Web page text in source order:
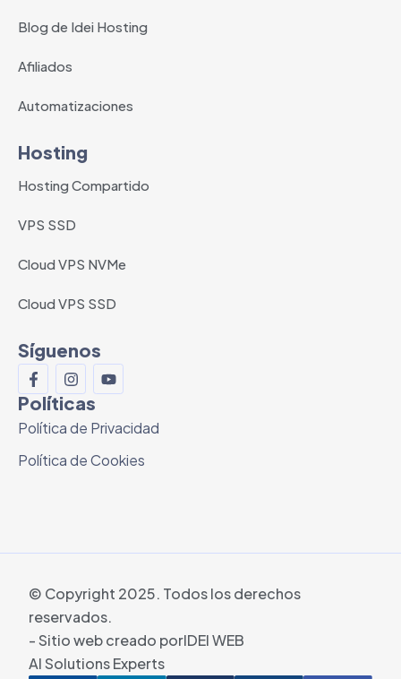
Blog de Idei Hosting
Afiliados
Automatizaciones
Hosting
Hosting Compartido
VPS SSD
Cloud VPS NVMe
Cloud VPS SSD
Síguenos
Políticas
Política de Privacidad
Política de Cookies
© Copyright 2025. Todos los derechos
reservados.
- Sitio web creado porIDEI WEB
AI Solutions Experts